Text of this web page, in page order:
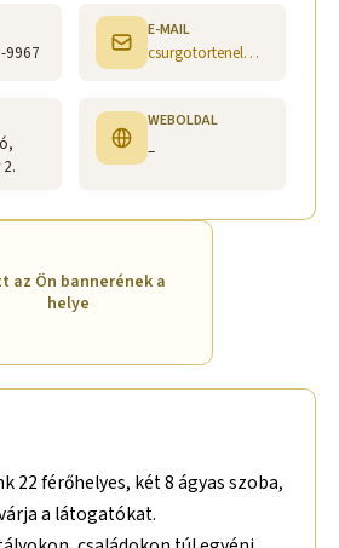
9967
E-MAIL
csurgotortenelmipark@gmail.com
WEBOLDAL
–
az Ön bannerének a
helye
22 férőhelyes, két 8 ágyas szoba,
a látogatókat.